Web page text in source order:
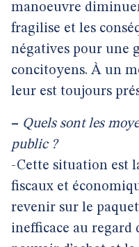
manoeuvre
fragilise et les
négatives pour une
concitoyens. À un
leur est toujours
– Quels sont les
public ?
-Cette situation est
fiscaux et
revenir sur le
inefficace au regard